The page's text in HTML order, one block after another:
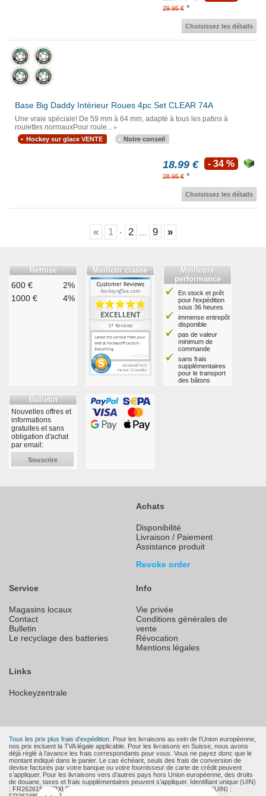
29.95 € *
Choisissez les détails
Base Big Daddy Intérieur Roues 4pc Set CLEAR 74A
Une vraie spéciale! De 59 mm à 64 mm, adapté à tous les patins à
roulettes normauxPour roule...
Hockey sur glace VENTE Notre conseil
18.99 €
28.95 € *
- 34 %
Choisissez les détails
« 1 · 2 9 »
Remise
600 €
2%
1000 €
4%
Meilleur classé
Meilleure
performance
En stock et prêt
pour l'expédition
sous 36 heures
immense entrepôt
disponible
pas de valeur
minimum de
commande
sans frais
supplémentaires
pour le transport
des bâtons
Bulletin
Nouvelles offres et
informations
gratuites et sans
obligation d'achat
par email:
Souscrire
Achats
Disponibilité
Livraison / Paiement
Assistance produit
Revoke order
Service
Magasins locaux
Contact
Bulletin
Le recyclage des batteries
Info
Vie privée
Conditions générales de
vente
Révocation
Mentions légales
Links
Hockeyzentrale
Tous les prix plus frais d'expédition. Pour les livraisons au sein de l’Union européenne,
nos prix incluent la TVA légale applicable. Pour les livraisons en Suisse, nous avons
déjà réglé à l’avance les frais correspondants pour vous. Vous ne payez donc que le
montant indiqué dans le panier. Le cas échéant, seuls des frais de conversion de
devise facturés par votre banque ou votre fournisseur de carte de crédit peuvent
s’appliquer. Pour les livraisons vers d’autres pays hors Union européenne, des droits
de douane, taxes et frais supplémentaires peuvent s’appliquer. Identifiant unique (UIN)
: FR262615_11RXLR Identifiant unique pour les emballages ménagers (UIN) :